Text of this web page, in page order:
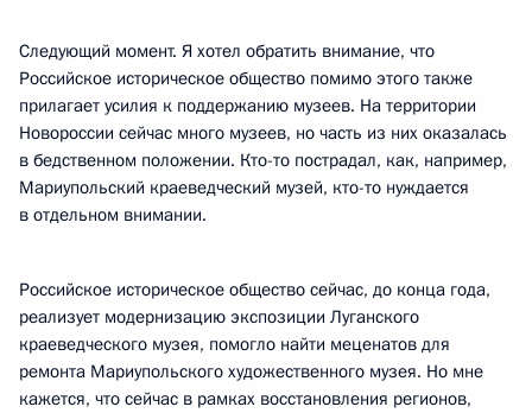
Следующий момент. Я хотел обратить внимание, что
Российское историческое общество помимо этого также
прилагает усилия к поддержанию музеев. На территории
Новороссии сейчас много музеев, но часть из них оказалась
в бедственном положении. Кто-то пострадал, как, например,
Мариупольский краеведческий музей, кто-то нуждается
в отдельном внимании.
Российское историческое общество сейчас, до конца года,
реализует модернизацию экспозиции Луганского
краеведческого музея, помогло найти меценатов для
ремонта Мариупольского художественного музея. Но мне
кажется, что сейчас в рамках восстановления регионов,